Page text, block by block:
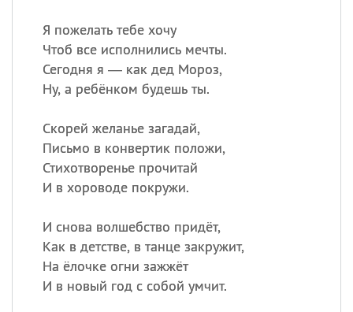
Я пожелать тебе хочу
Чтоб все исполнились мечты.
Сегодня я — как дед Мороз,
Ну, а ребёнком будешь ты.
Скорей желанье загадай,
Письмо в конвертик положи,
Стихотворенье прочитай
И в хороводе покружи.
И снова волшебство придёт,
Как в детстве, в танце закружит,
На ёлочке огни зажжёт
И в новый год с собой умчит.